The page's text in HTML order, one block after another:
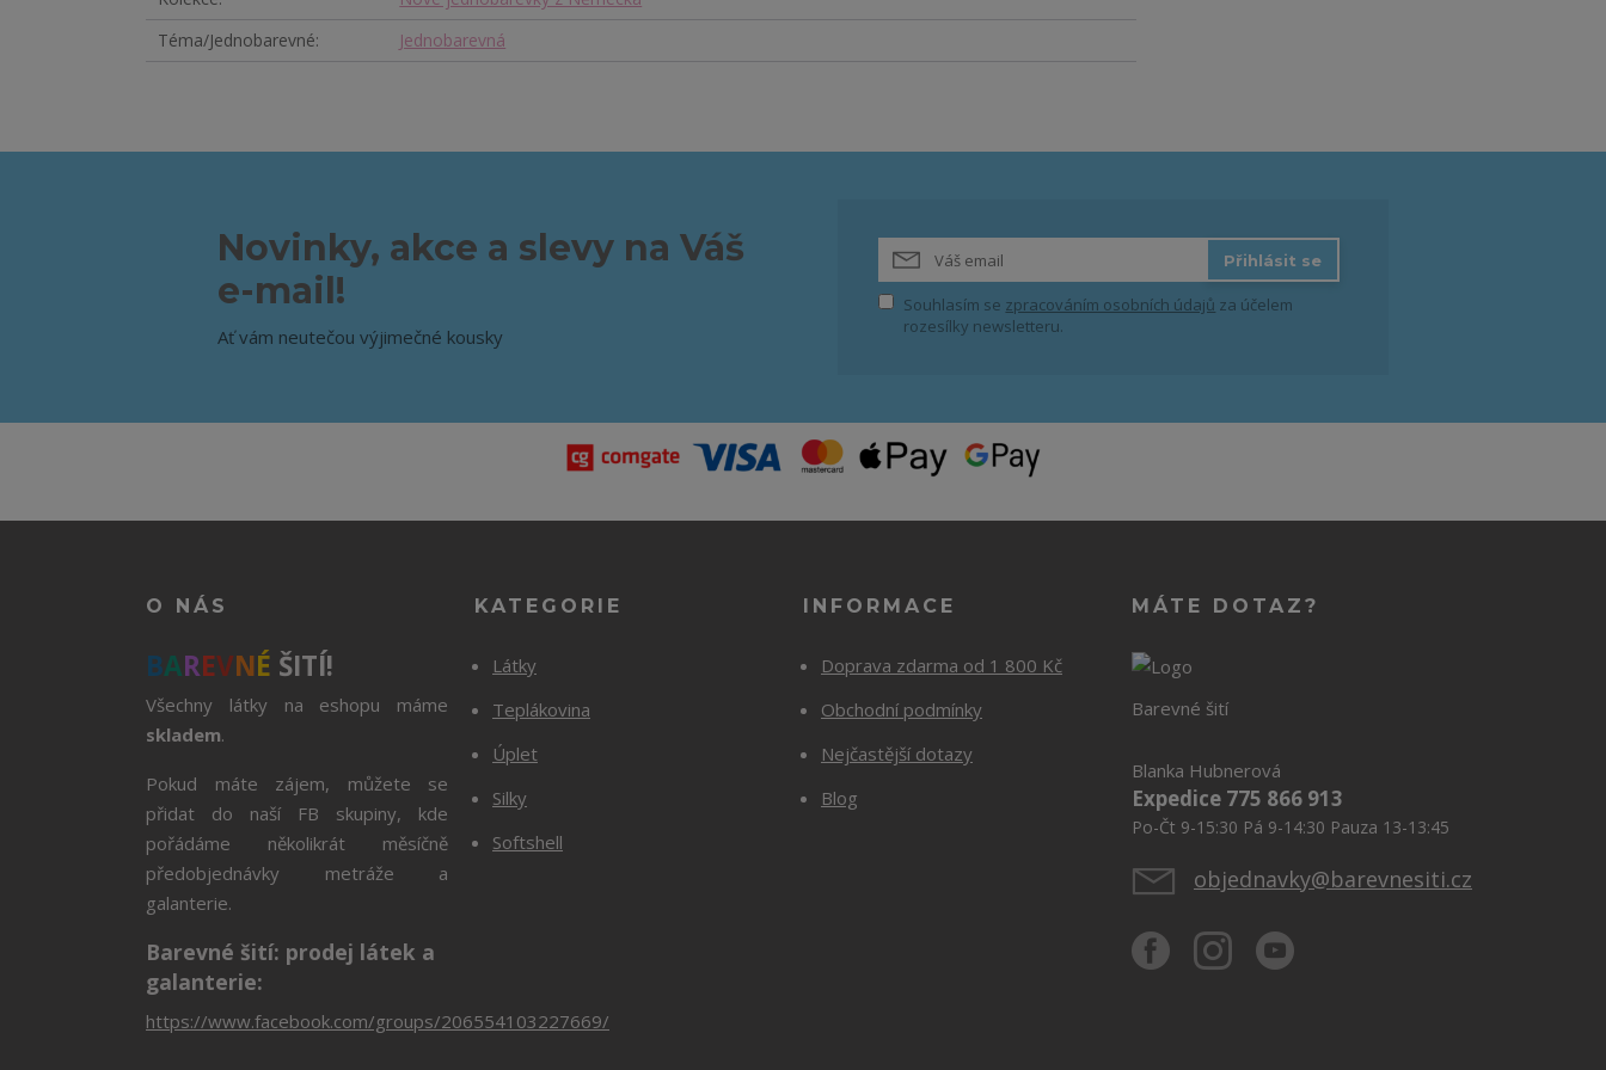
Téma/Jednobarevné
Jednobarevná
Novinky, akce a slevy na Váš
e-mail!
Ať vám neutečou výjimečné kousky
Přihlásit se
Souhlasím se zpracováním osobních údajů za účelem
rozesílky newsletteru.
O NÁS
BAREVNÉ ŠITÍ!
Všechny látky na eshopu máme
skladem.
Pokud máte zájem, můžete se
přidat do naší FB skupiny, kde
pořádáme několikrát měsíčně
předobjednávky metráže a
galanterie.
Barevné šití: prodej látek a
galanterie:
https://www.facebook.com/groups/206554103227669/
KATEGORIE
Látky
Teplákovina
Úplet
Silky
Softshell
INFORMACE
Doprava zdarma od 1 800 Kč
Obchodní podmínky
Nejčastější dotazy
Blog
MÁTE DOTAZ?
Barevné šití
Blanka Hubnerová
Expedice 775 866 913
Po-Čt 9-15:30 Pá 9-14:30 Pauza 13-13:45
objednavky@barevnesiti.cz